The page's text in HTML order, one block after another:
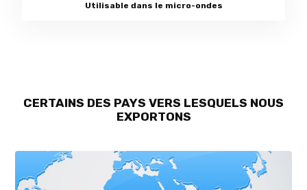
Utilisable dans le micro-ondes
CERTAINS DES PAYS VERS LESQUELS NOUS
EXPORTONS